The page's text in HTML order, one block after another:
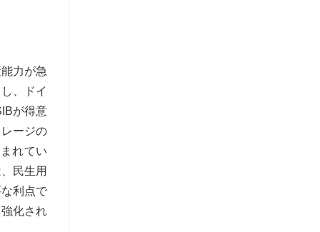
力が急
、ドイ
が得意
ージの
れてい
民生用
利点で
化され